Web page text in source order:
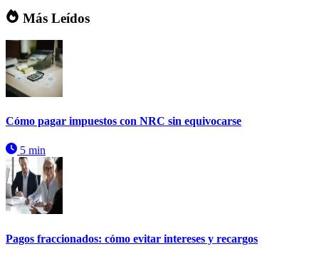
Más Leídos
Cómo pagar impuestos con NRC sin equivocarse
5 min
Pagos fraccionados: cómo evitar intereses y recargos